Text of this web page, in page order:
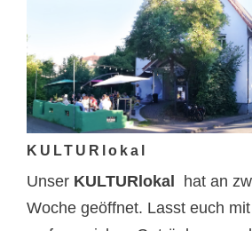
KULTURlokal
Unser KULTURlokal
hat an
Woche geöffnet. Lasst euch